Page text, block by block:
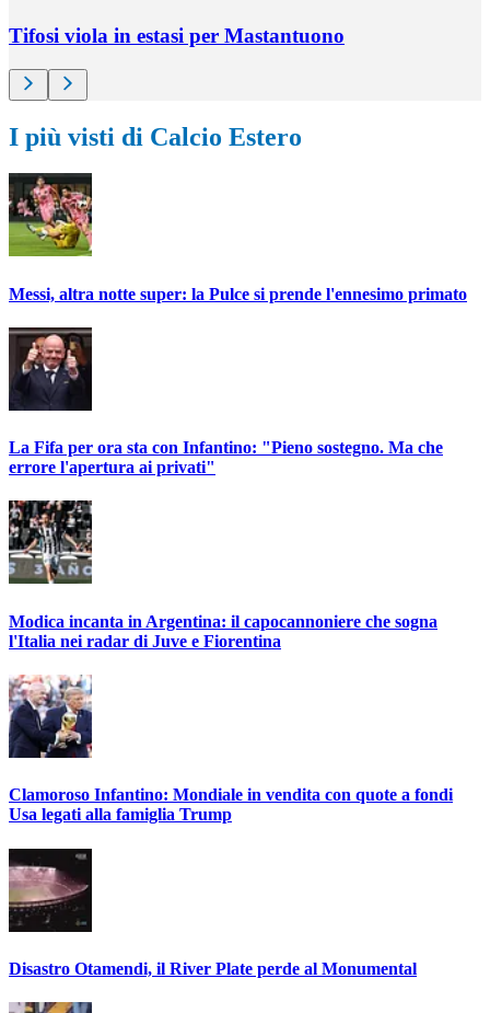
Tifosi viola in estasi per Mastantuono
I più visti di Calcio Estero
Messi, altra notte super: la Pulce si prende l'ennesimo primato
La Fifa per ora sta con Infantino: "Pieno sostegno. Ma che
errore l'apertura ai privati"
Modica incanta in Argentina: il capocannoniere che sogna
l'Italia nei radar di Juve e Fiorentina
Clamoroso Infantino: Mondiale in vendita con quote a fondi
Usa legati alla famiglia Trump
Disastro Otamendi, il River Plate perde al Monumental